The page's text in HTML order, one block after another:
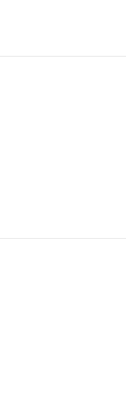
с 26 сентября по 1
коллекции
в